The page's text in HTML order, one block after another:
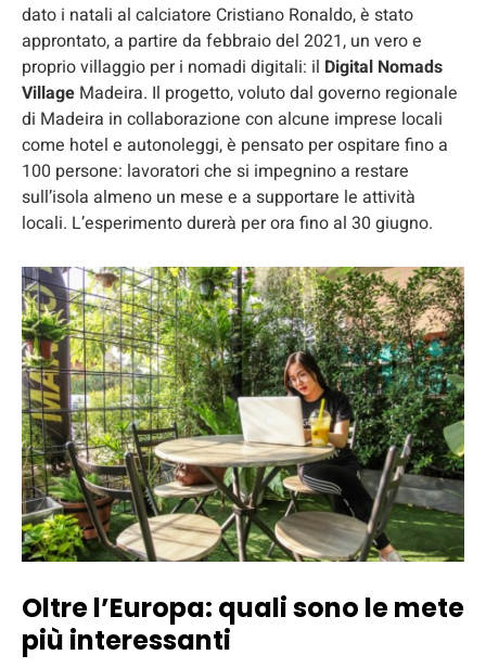
dato i natali al calciatore Cristiano Ronaldo, è stato
approntato, a partire da febbraio del 2021, un vero e
proprio villaggio per i nomadi digitali: il Digital Nomads
Village Madeira. Il progetto, voluto dal governo regionale
di Madeira in collaborazione con alcune imprese locali
come hotel e autonoleggi, è pensato per ospitare fino a
100 persone: lavoratori che si impegnino a restare
sull’isola almeno un mese e a supportare le attività
locali. L’esperimento durerà per ora fino al 30 giugno.
Oltre l’Europa: quali sono le mete
più interessanti